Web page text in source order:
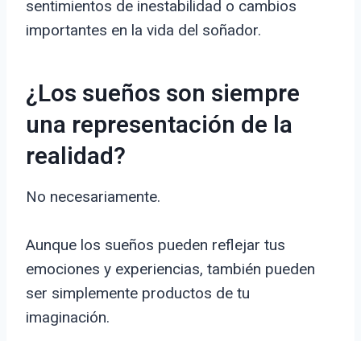
sentimientos de inestabilidad o cambios
importantes en la vida del soñador.
¿Los sueños son siempre
una representación de la
realidad?
No necesariamente.
Aunque los sueños pueden reflejar tus
emociones y experiencias, también pueden
ser simplemente productos de tu
imaginación.